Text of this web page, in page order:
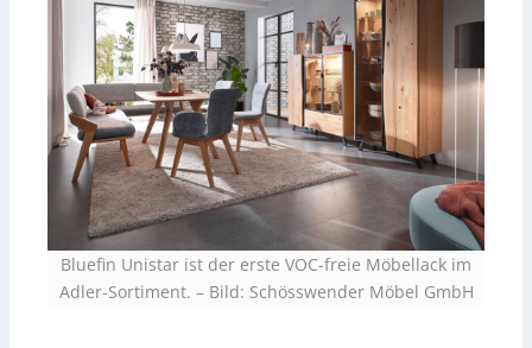
Bluefin Unistar ist der erste VOC-freie Möbellack im
Adler-Sortiment. – Bild: Schösswender Möbel GmbH